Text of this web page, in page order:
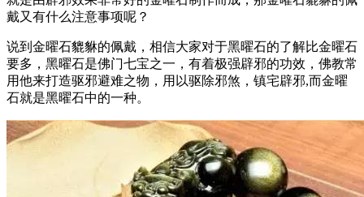
戴又有什么注意事项呢？
说到金曜石貔貅的佩戴，相信大家对于黑曜石的了解比金曜石
要多，黑曜石是佛门七宝之一，有着极强辟邪的功效，佛教常
用他来打造驱邪避难之物，用以驱除邪煞，镇宅辟邪,而金曜
石就是黑曜石中的一种。